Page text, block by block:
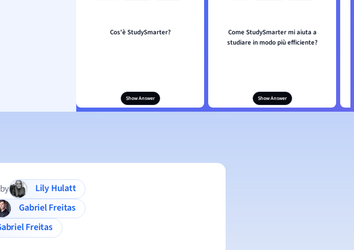
Cos'è StudySmarter?
Show Answer
Come StudySmarter mi aiuta a
studiare in modo più efficiente?
Show Answer
Lily Hulatt
Gabriel Freitas
Freitas